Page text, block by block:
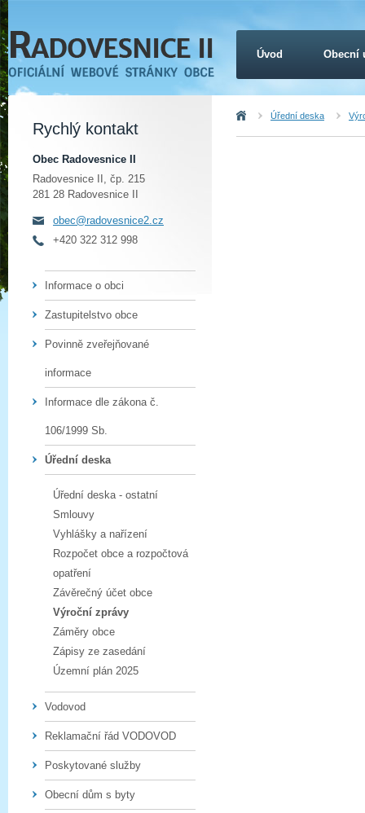
Úvod Úřední deska
Rychlý kontakt
Obec Radovesnice II
Radovesnice II, čp. 215
281 28 Radovesnice II
obec@radovesnice2.cz
+420 322 312 998
Informace o obci
Zastupitelstvo obce
Povinně zveřejňované
informace
Informace dle zákona č.
106/1999 Sb.
Úřední deska
Úřední deska - ostatní
Smlouvy
Vyhlášky a nařízení
Rozpočet obce a rozpočtová
opatření
Závěrečný účet obce
Výroční zprávy
Záměry obce
Zápisy ze zasedání
Územní plán 2025
Vodovod
Reklamační řád VODOVOD
Poskytované služby
Obecní dům s byty
Úvod Obecní